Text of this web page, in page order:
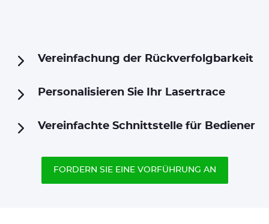
Vereinfachung der Rückverfolgbarkeit
Personalisieren Sie Ihr Lasertrace
Vereinfachte Schnittstelle für Bediener
FORDERN SIE EINE VORFÜHRUNG AN